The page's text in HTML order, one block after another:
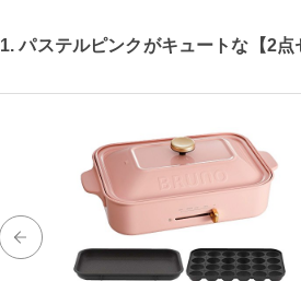
1. パステルピンクがキュートな【2